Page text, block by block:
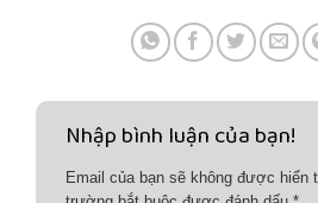
Nhập bình luận của bạn!
Email của bạn sẽ không được hiển